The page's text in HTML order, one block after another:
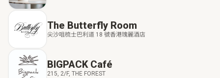
The Butterfly Room
尖沙咀梳士巴利道 18 號香港瑰麗酒店
BIGPACK Café
215, 2/F, THE FOREST